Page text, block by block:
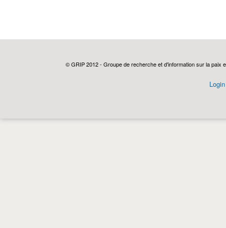
© GRIP 2012 - Groupe de recherche et d'information sur la paix
Login